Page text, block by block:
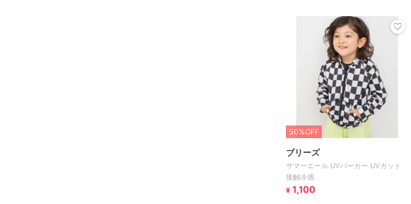
50%OFF
ブリーズ
サマーエール UVパーカー UVカット
接触冷感
¥ 1,100